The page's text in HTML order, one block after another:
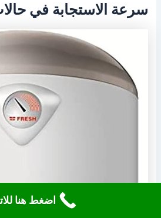
سرعة الاستجابة في
اضغط هنا